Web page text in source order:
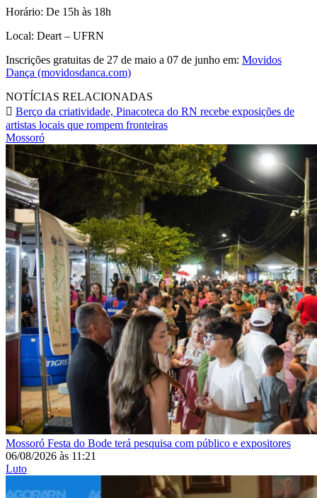
Horário: De 15h às 18h
Local: Deart – UFRN
Inscrições gratuitas de 27 de maio a 07 de junho em: Movidos
Dança (movidosdanca.com)
NOTÍCIAS RELACIONADAS
Berço da criatividade, Pinacoteca do RN recebe exposições de
artistas locais que rompem fronteiras
Mossoró
Mossoró Festa do Bode terá pesquisa com público e expositores
06/08/2026 às 11:21
Luto